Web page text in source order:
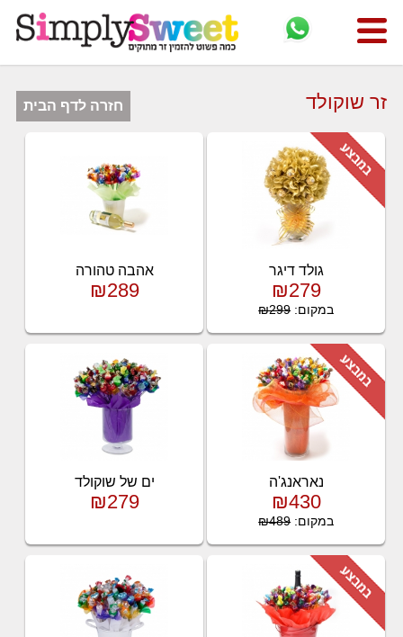
חזרה לדף הבית זר שוקולד
גולד דיגר
₪279
במקום:₪299
אהבה טהורה
₪289
נאראנג'ה
₪430
במקום:₪489
ים של שוקולד
₪279